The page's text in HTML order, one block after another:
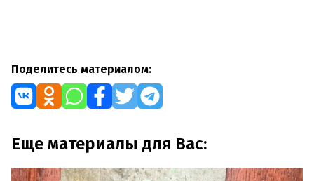
Поделитесь материалом:
Еще материалы для Вас: